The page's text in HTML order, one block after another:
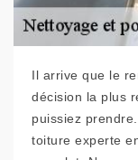
Il arrive que le
décision la plus
puissiez
toiture experte